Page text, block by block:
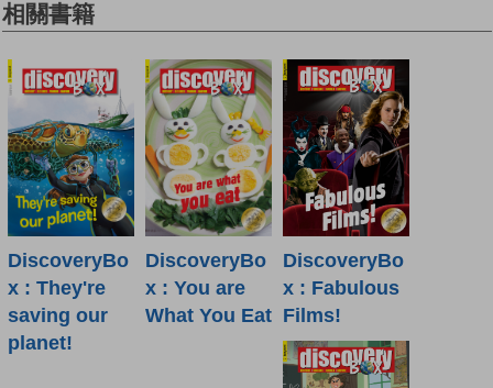
相關書籍
DiscoveryBo
x : They're
saving our
planet!
DiscoveryBo
x : You are
What You Eat
DiscoveryBo
x : Fabulous
Films!